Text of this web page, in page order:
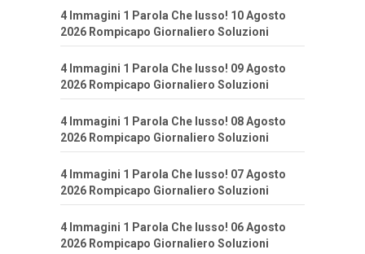
4 Immagini 1 Parola Che lusso! 10 Agosto
2026 Rompicapo Giornaliero Soluzioni
4 Immagini 1 Parola Che lusso! 09 Agosto
2026 Rompicapo Giornaliero Soluzioni
4 Immagini 1 Parola Che lusso! 08 Agosto
2026 Rompicapo Giornaliero Soluzioni
4 Immagini 1 Parola Che lusso! 07 Agosto
2026 Rompicapo Giornaliero Soluzioni
4 Immagini 1 Parola Che lusso! 06 Agosto
2026 Rompicapo Giornaliero Soluzioni